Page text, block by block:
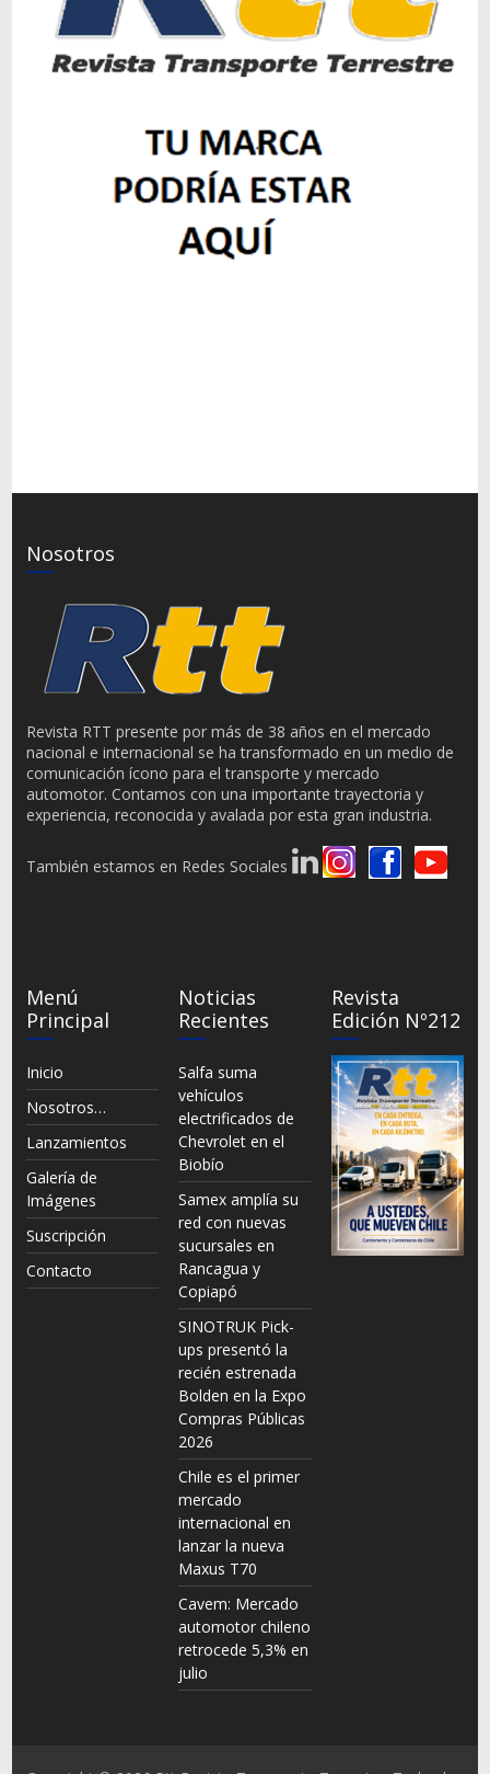
Nosotros
Revista RTT presente por más de 38 años en el mercado
nacional e internacional se ha transformado en un medio de
comunicación ícono para el transporte y mercado
automotor. Contamos con una importante trayectoria y
experiencia, reconocida y avalada por esta gran industria.
También estamos en Redes Sociales
Menú
Principal
Inicio
Nosotros…
Lanzamientos
Galería de
Imágenes
Suscripción
Contacto
Noticias
Recientes
Salfa suma
vehículos
electrificados de
Chevrolet en el
Biobío
Samex amplía su
red con nuevas
sucursales en
Rancagua y
Copiapó
SINOTRUK Pick-
ups presentó la
recién estrenada
Bolden en la Expo
Compras Públicas
2026
Chile es el primer
mercado
internacional en
lanzar la nueva
Maxus T70
Cavem: Mercado
automotor chileno
retrocede 5,3% en
julio
Revista
Edición Nº212